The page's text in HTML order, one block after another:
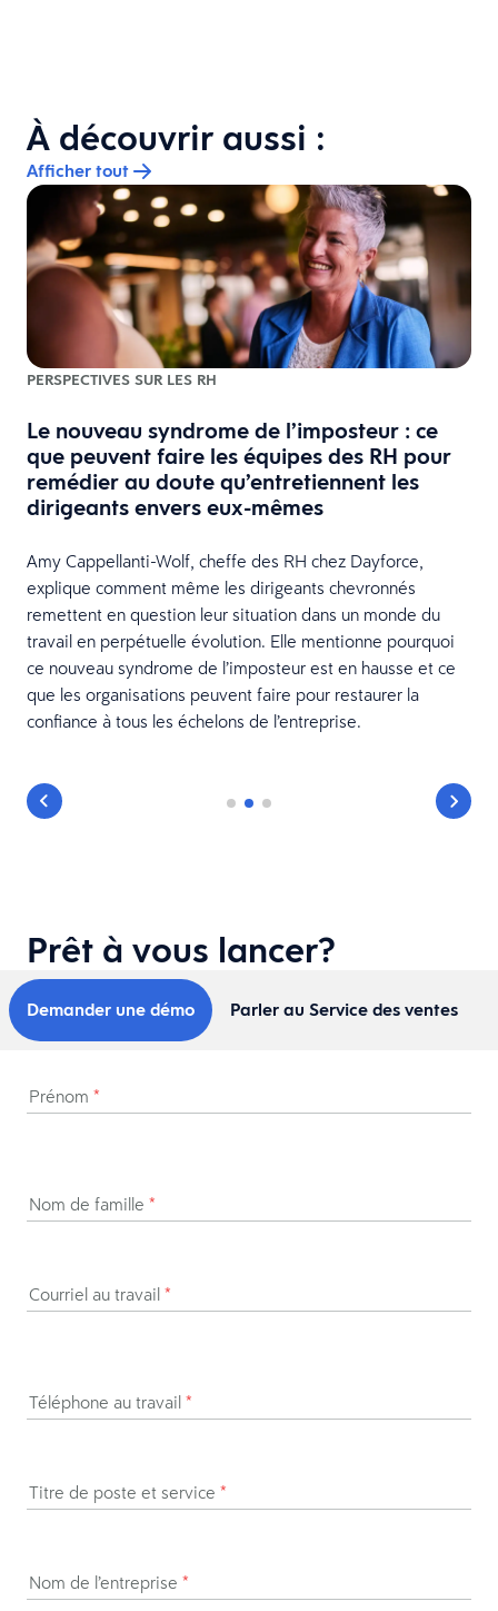
À découvrir aussi :
Afficher tout
PERSPECTIVES SUR LES RH
Le nouveau syndrome de l’imposteur : ce
que peuvent faire les équipes des RH pour
remédier au doute qu’entretiennent les
dirigeants envers eux-mêmes
Amy Cappellanti-Wolf, cheffe des RH chez Dayforce,
explique comment même les dirigeants chevronnés
remettent en question leur situation dans un monde du
travail en perpétuelle évolution. Elle mentionne pourquoi
ce nouveau syndrome de l’imposteur est en hausse et ce
que les organisations peuvent faire pour restaurer la
confiance à tous les échelons de l’entreprise.
Prêt à vous lancer?
Demander une démo Parler au Service des ventes
Prénom *
Nom de famille *
Courriel au travail *
Téléphone au travail *
Titre de poste et service *
Nom de l’entreprise *